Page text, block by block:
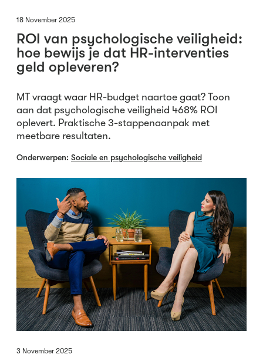
18 November 2025
ROI van psychologische veiligheid:
hoe bewijs je dat HR-interventies
geld opleveren?
MT vraagt waar HR-budget naartoe gaat? Toon
aan dat psychologische veiligheid 468% ROI
oplevert. Praktische 3-stappenaanpak met
meetbare resultaten.
Onderwerpen: Sociale en psychologische veiligheid
3 November 2025